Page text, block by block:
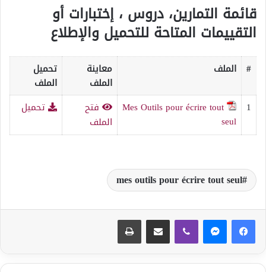
قائمة التمارين، دروس ، إختبارات أو
التقييمات المتاحة للتحميل والإطلاع
# الملف
معاينة
الملف
تحميل
الملف
1
Mes Outils pour écrire tout
seul
فتح
الملف
تحميل
mes outils pour écrire tout seul